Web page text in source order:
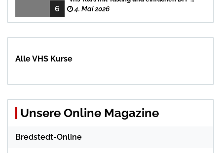
6
Rezepten
4. Mai 2026
Alle VHS Kurse
Unsere Online Magazine
Bredstedt-Online